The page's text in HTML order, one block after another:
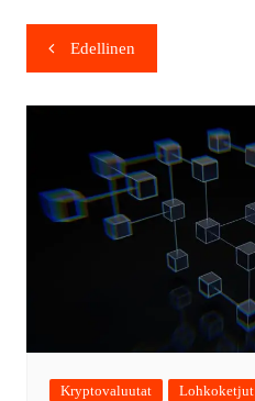
Edellinen
Kryptovaluutat Lohkoketjut